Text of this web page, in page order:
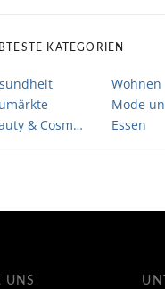
KATEGORIEN
Wohnen
Beauty & Cosmetic
Essen
UNS